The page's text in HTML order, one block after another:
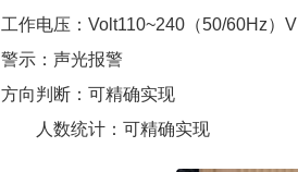
工作电压：Volt110~240（50/60Hz）V
警示：声光报警
方向判断：可精确实现
人数统计：可精确实现